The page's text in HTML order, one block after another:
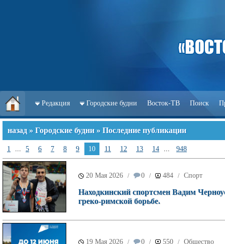
Редакция Городские будни Восток-ТВ Поиск
назад » Городские будни » Последние публикации
1 ... 5 6 7 8 9 10 11 12 13 14 ... 948
20 Мая 2026 / 0 / 484 / Спорт
Находкинский спортсмен Вадим
греко-римской борьбе.
19 Мая 2026 / 0 / 550 / Общество